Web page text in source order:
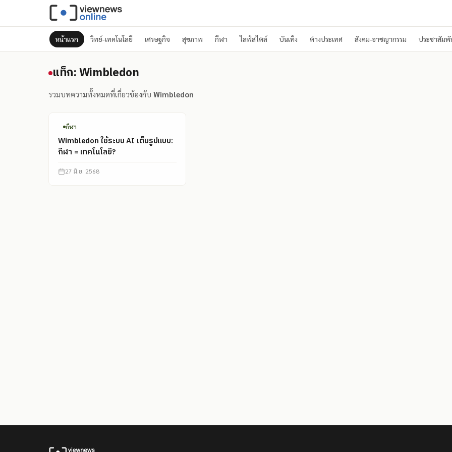
หน้าแรก วิทย์-เทคโนโลยี เศรษฐกิจ สุขภาพ กีฬา ไลฟ์สไตล์ บันเทิง ต่างประเทศ สังคม-อาชญากรรม ประชาสัมพั
แท็ก: Wimbledon
แท็ก: Wimbledon
รวมบทความทั้งหมดที่เกี่ยวข้องกับ Wimbledon
กีฬา
Wimbledon ใช้ระบบ AI เต็มรูปแบบ:
กีฬา = เทคโนโลยี?
27 มิ.ย. 2568